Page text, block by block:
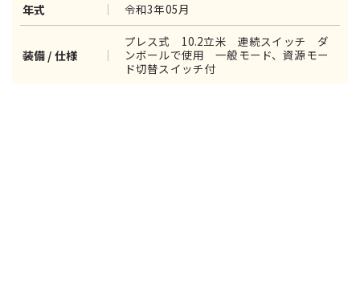
年式 令和3年05月
装備 / 仕様
プレス式 10.2立米 連続スイッチ ダ
ンボールで使用 一般モード、資源モー
ド切替スイッチ付